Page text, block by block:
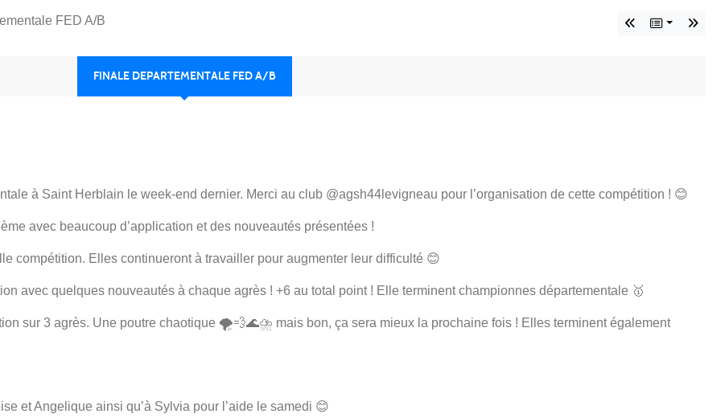
FED A/B
FINALE DEPARTEMENTALE FED A/B
à Saint Herblain le week-end dernier. Merci au club @agsh44levigneau pour l’organisation de cette compétition ! 😊
avec beaucoup d’application et des nouveautés présentées !
compétition. Elles continueront à travailler pour augmenter leur difficulté 😊
avec quelques nouveautés à chaque agrès ! +6 au total point ! Elle terminent championnes départementale 🥇
sur 3 agrès. Une poutre chaotique 🌪️💨🌊⛈️ mais bon, ça sera mieux la prochaine fois ! Elles terminent également
et Angelique ainsi qu’à Sylvia pour l’aide le samedi 😊